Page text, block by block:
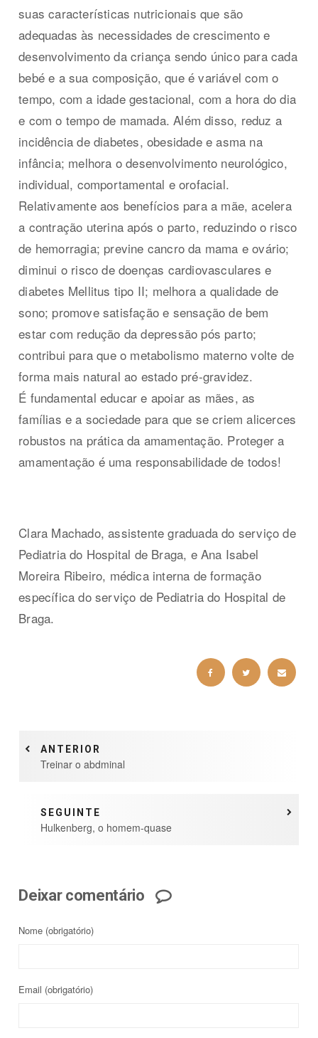
suas características nutricionais que são
adequadas às necessidades de crescimento e
desenvolvimento da criança sendo único para cada
bebé e a sua composição, que é variável com o
tempo, com a idade gestacional, com a hora do dia
e com o tempo de mamada. Além disso, reduz a
incidência de diabetes, obesidade e asma na
infância; melhora o desenvolvimento neurológico,
individual, comportamental e orofacial.
Relativamente aos benefícios para a mãe, acelera
a contração uterina após o parto, reduzindo o risco
de hemorragia; previne cancro da mama e ovário;
diminui o risco de doenças cardiovasculares e
diabetes Mellitus tipo II; melhora a qualidade de
sono; promove satisfação e sensação de bem
estar com redução da depressão pós parto;
contribui para que o metabolismo materno volte de
forma mais natural ao estado pré-gravidez.
É fundamental educar e apoiar as mães, as
famílias e a sociedade para que se criem alicerces
robustos na prática da amamentação. Proteger a
amamentação é uma responsabilidade de todos!
Clara Machado, assistente graduada do serviço de
Pediatria do Hospital de Braga, e Ana Isabel
Moreira Ribeiro, médica interna de formação
específica do serviço de Pediatria do Hospital de
Braga.
ANTERIOR
Treinar o abdminal
SEGUINTE
Hulkenberg, o homem-quase
Deixar comentário
Nome (obrigatório)
Email (obrigatório)